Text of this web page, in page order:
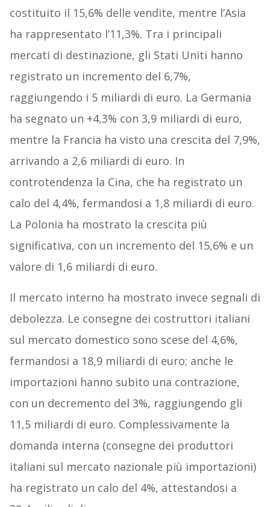
costituito il 15,6% delle vendite, mentre l’Asia
ha rappresentato l’11,3%. Tra i principali
mercati di destinazione, gli Stati Uniti hanno
registrato un incremento del 6,7%,
raggiungendo i 5 miliardi di euro. La Germania
ha segnato un +4,3% con 3,9 miliardi di euro,
mentre la Francia ha visto una crescita del 7,9%,
arrivando a 2,6 miliardi di euro. In
controtendenza la Cina, che ha registrato un
calo del 4,4%, fermandosi a 1,8 miliardi di euro.
La Polonia ha mostrato la crescita più
significativa, con un incremento del 15,6% e un
valore di 1,6 miliardi di euro.
Il mercato interno ha mostrato invece segnali di
debolezza. Le consegne dei costruttori italiani
sul mercato domestico sono scese del 4,6%,
fermandosi a 18,9 miliardi di euro; anche le
importazioni hanno subito una contrazione,
con un decremento del 3%, raggiungendo gli
11,5 miliardi di euro. Complessivamente la
domanda interna (consegne dei produttori
italiani sul mercato nazionale più importazioni)
ha registrato un calo del 4%, attestandosi a